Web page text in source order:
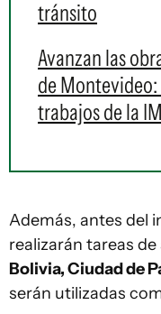
tránsito
Avanzan las
de
trabajos de la IM
Además, antes del
realizarán tareas
Bolivia, Ciudad de
serán utilizadas